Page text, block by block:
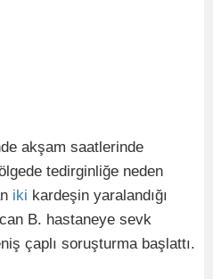
akşam saatlerinde
tedirginliğe neden
iki kardeşin yaralandığı
B. hastaneye sevk
çaplı soruşturma başlattı.